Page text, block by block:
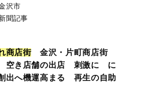
沢市
聞記事
商店街金沢・片町商店街
空き店舗の出店 刺激に に
出へ機運高まる 再生の自助